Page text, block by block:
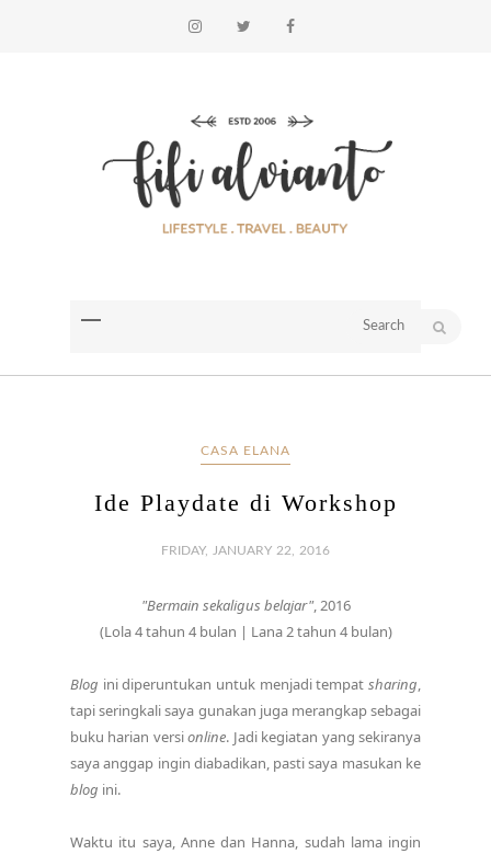
CASA ELANA
Ide Playdate di Workshop
FRIDAY, JANUARY 22, 2016
"Bermain sekaligus belajar", 2016
(Lola 4 tahun 4 bulan | Lana 2 tahun 4 bulan)
Blog ini diperuntukan untuk menjadi tempat sharing,
tapi seringkali saya gunakan juga merangkap sebagai
buku harian versionline. Jadi kegiatan yang sekiranya
saya anggap ingin diabadikan, pasti saya masukan ke
blog ini.
Waktu itu saya, Anne dan Hanna, sudah lama ingin